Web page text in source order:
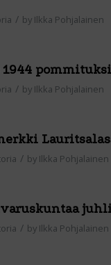
/ by Ilkka Pohjalainen
/ by Ilkka Pohjalainen
/ by Ilkka Pohjalainen
/ by Ilkka Pohjalainen